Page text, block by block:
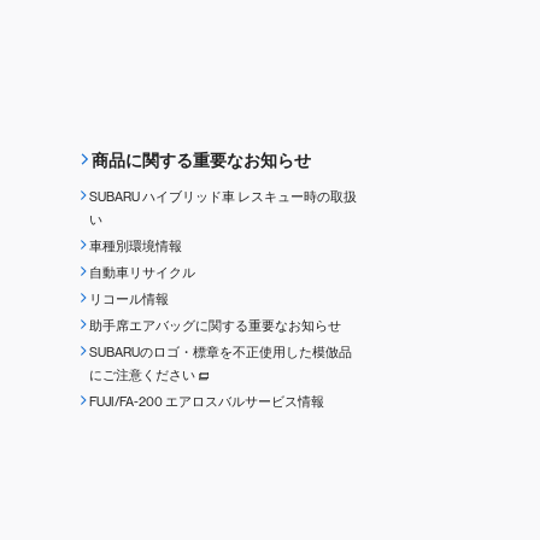
商品に関する重要なお知らせ
SUBARU ハイブリッド車 レスキュー時の取扱
い
車種別環境情報
自動車リサイクル
リコール情報
助手席エアバッグに関する重要なお知らせ
SUBARUのロゴ・標章を不正使用した模倣品
にご注意ください
FUJI/FA-200 エアロスバルサービス情報